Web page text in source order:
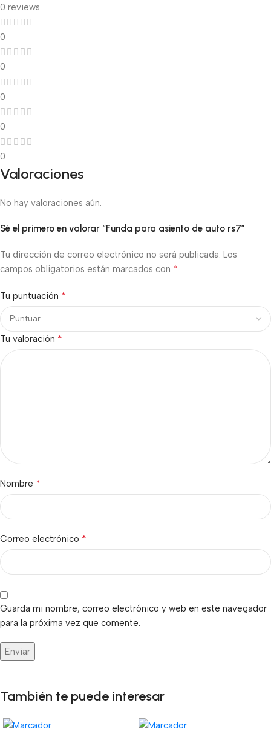
0 reviews
0
0
0
0
0
Valoraciones
No hay valoraciones aún.
Sé el primero en valorar “Funda para asiento de auto rs7”
Tu dirección de correo electrónico no será publicada. Los
campos obligatorios están marcados con *
Tu puntuación *
Tu valoración *
Nombre *
Correo electrónico *
Guarda mi nombre, correo electrónico y web en este navegador
para la próxima vez que comente.
También te puede interesar